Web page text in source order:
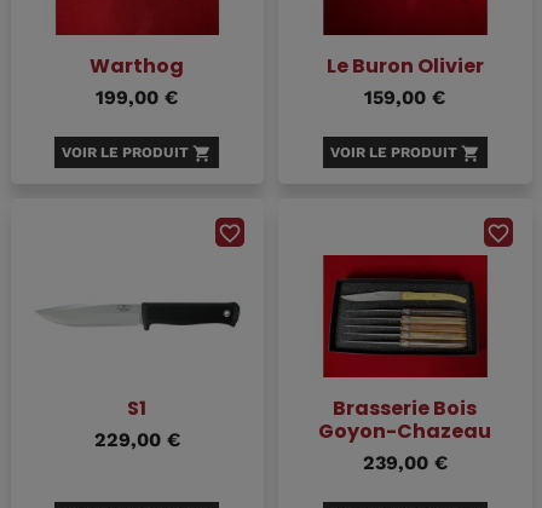
Warthog
199,00 €
VOIR LE PRODUIT shopping_cart
Le Buron Olivier
159,00 €
VOIR LE PRODUIT shopping_cart
S1
229,00 €
favorite_border
Brasserie Bois
Goyon-Chazeau
239,00 €
favorite_border